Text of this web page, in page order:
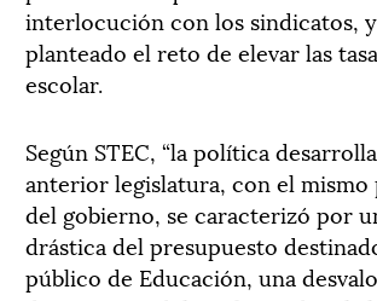
interlocución con los sindicatos,
planteado el reto de elevar las
escolar.
Según STEC, “la política
anterior legislatura, con el mismo
del gobierno, se caracterizó por
drástica del presupuesto
público de Educación, una